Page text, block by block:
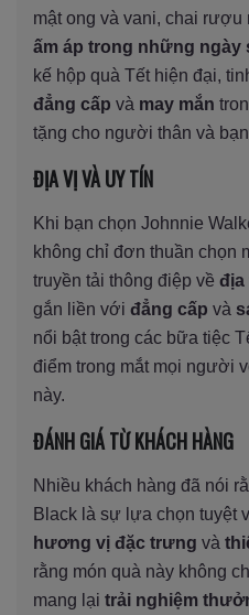
mật ong và vani, chai rượu
ấm áp trong những ngày
kế hộp quà Tết hiện đại,
đẳng cấp và may mắn
tặng cho người thân và
ĐỊA VỊ VÀ UY TÍN
Khi bạn chọn Johnnie
không chỉ đơn thuần chọn
truyền tải thông điệp về địa
gắn liền với đẳng cấp và
nổi bật trong các bữa tiệc
điểm trong mắt mọi người
này.
ĐÁNH GIÁ TỪ KHÁCH HÀNG
Nhiều khách hàng đã nói
Black là sự lựa chọn tuyệt
hương vị đặc trưng và
rằng món quà này không
mang lại trải nghiệm